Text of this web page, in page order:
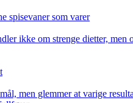
spisevaner som varer
ikke om strenge dietter,
men glemmer at varige